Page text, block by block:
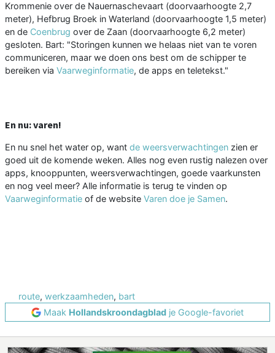
Krommenie over de Nauernaschevaart (doorvaarhoogte 2,7
meter), Hefbrug Broek in Waterland (doorvaarhoogte 1,5 meter)
en de Coenbrug over de Zaan (doorvaarhoogte 6,2 meter)
gesloten. Bart: "Storingen kunnen we helaas niet van te voren
communiceren, maar we doen ons best om de schipper te
bereiken via Vaarweginformatie, de apps en teletekst."
En nu: varen!
En nu snel het water op, want de weersverwachtingen zien er
goed uit de komende weken. Alles nog even rustig nalezen over
apps, knooppunten, weersverwachtingen, goede vaarkunsten
en nog veel meer? Alle informatie is terug te vinden op
Vaarweginformatie of de website Varen doe je Samen.
route, werkzaamheden, bart
Maak Hollandskroondagblad je Google-favoriet